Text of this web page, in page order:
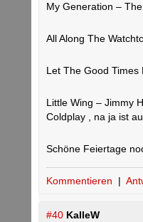
My Generation –
All Along The
Let The Good Times
Little Wing – Jimmy
Coldplay , na ja ist
Schöne Feiertage
Kommentieren |
#40 KalleW